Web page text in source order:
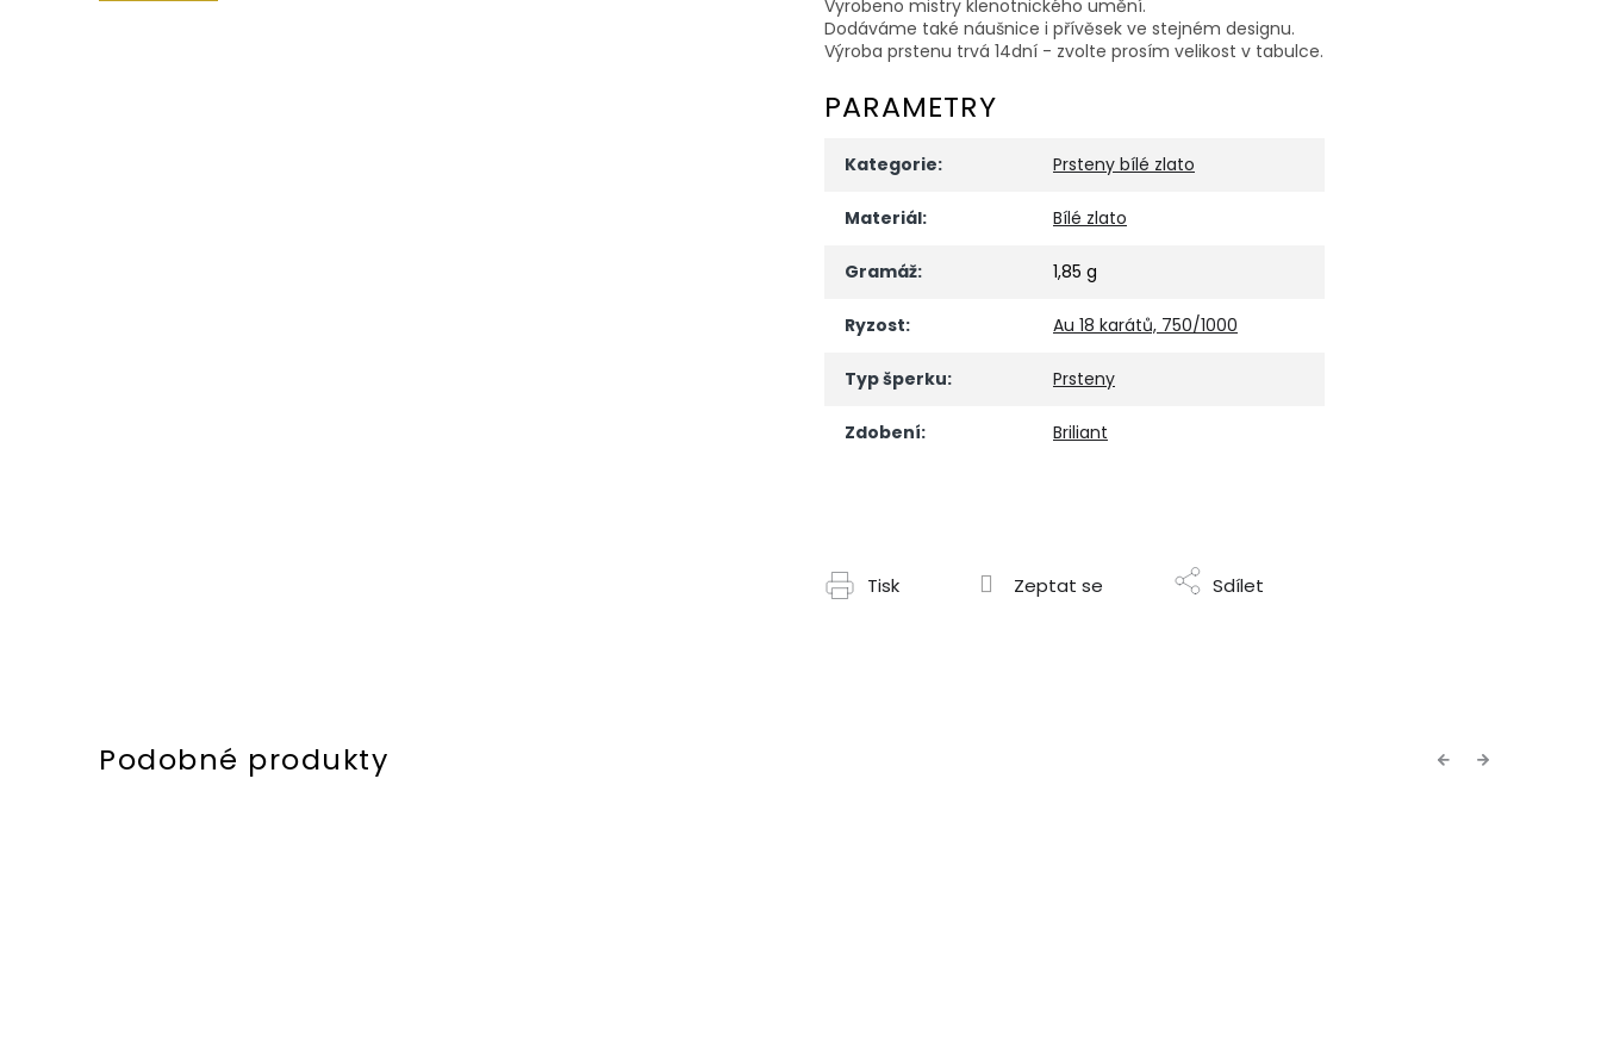
Vyrobeno mistry klenotnického umění.
Dodáváme také náušnice i přívěsek ve stejném designu.
Výroba prstenu trvá 14dní - zvolte prosím velikost v tabulce.
PARAMETRY
Kategorie: Prsteny bílé zlato
Materiál: Bílé zlato
Gramáž: 1,85 g
Ryzost: Au 18 karátů, 750/1000
Typ šperku: Prsteny
Zdobení: Briliant
Tisk Zeptat se Sdílet
Previous
Next